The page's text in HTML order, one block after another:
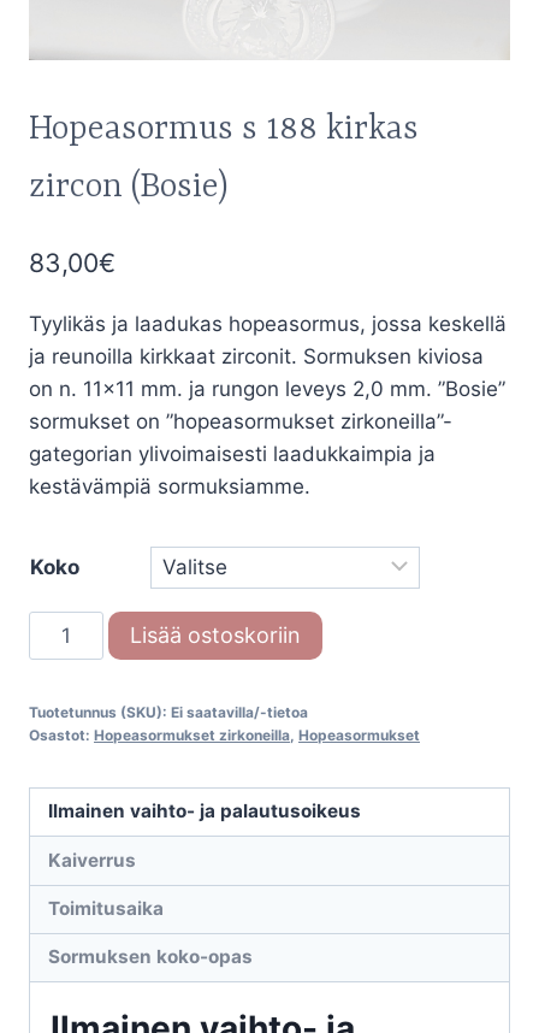
Hopeasormus s 188 kirkas
zircon (Bosie)
83,00€
Tyylikäs ja laadukas hopeasormus, jossa keskellä
ja reunoilla kirkkaat zirconit. Sormuksen kiviosa
on n. 11×11 mm. ja rungon leveys 2,0 mm. ”Bosie”
sormukset on ”hopeasormukset zirkoneilla”-
gategorian ylivoimaisesti laadukkaimpia ja
kestävämpiä sormuksiamme.
Koko
Hopeasormus
s
kirkas
(Bosie)
määrä
Lisää ostoskoriin
Tuotetunnus (SKU): Ei saatavilla/-tietoa
Osastot: Hopeasormukset zirkoneilla, Hopeasormukset
Ilmainen vaihto- ja palautusoikeus
Kaiverrus
Toimitusaika
Sormuksen koko-opas